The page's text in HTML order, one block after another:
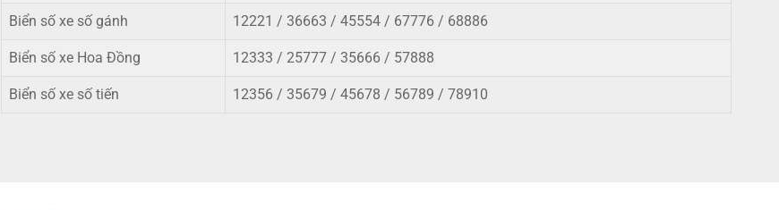
Biển số xe số gánh 12221 / 36663 / 45554 / 67776 / 68886
Biển số xe Hoa Đồng 12333 / 25777 / 35666 / 57888
Biển số xe số tiến 12356 / 35679 /45678 / 56789 /78910